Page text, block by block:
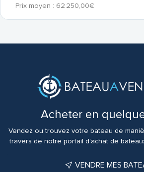
Prix moyen : 62 250,00€
Acheter en
Vendez ou trouvez votre bateau de
travers de notre portail d'achat de
VENDRE MES